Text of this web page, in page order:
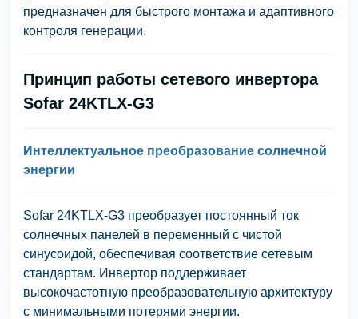
предназначен для быстрого монтажа и адаптивного
контроля генерации.
Принцип работы сетевого инвертора
Sofar 24KTLX-G3
Интеллектуальное преобразование солнечной
энергии
Sofar 24KTLX-G3 преобразует постоянный ток
солнечных панелей в переменный с чистой
синусоидой, обеспечивая соответствие сетевым
стандартам. Инвертор поддерживает
высокочастотную преобразовательную архитектуру
с минимальными потерями энергии.